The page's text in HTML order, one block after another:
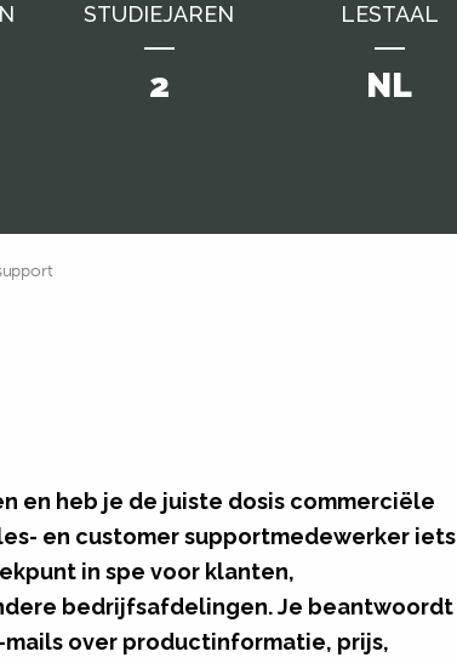
STUDIEJAREN
2
LESTAAL
NL
en heb je de juiste dosis commerciële
en customer supportmedewerker iets
in spe voor klanten,
bedrijfsafdelingen. Je beantwoordt
over productinformatie, prijs,